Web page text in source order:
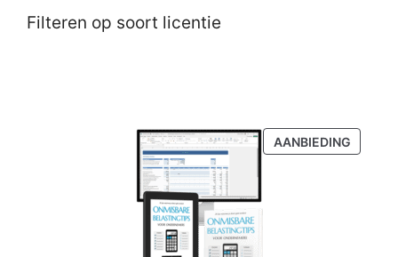
Filteren op soort licentie
AANBIEDING
IN